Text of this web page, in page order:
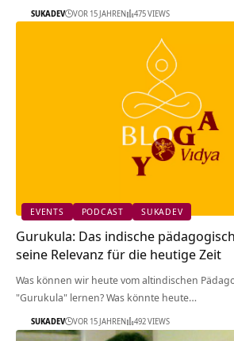
SUKADEV VOR 15 JAHREN 475 VIEWS
EVENTS PODCAST SUKADEV
Gurukula: Das indische
seine Relevanz für die heutige Zeit
Was können wir heute vom altindischen
"Gurukula" lernen? Was könnte heute…
SUKADEV VOR 15 JAHREN 492 VIEWS